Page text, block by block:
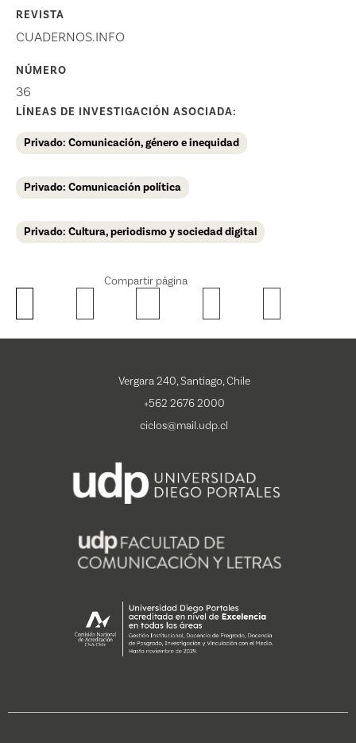
REVISTA
CUADERNOS.INFO
NÚMERO
36
LÍNEAS DE INVESTIGACIÓN ASOCIADA:
Privado: Comunicación, género e inequidad
Privado: Comunicación política
Privado: Cultura, periodismo y sociedad digital
Compartir página
Vergara 240, Santiago, Chile
+562 2676 2000
ciclos@mail.udp.cl